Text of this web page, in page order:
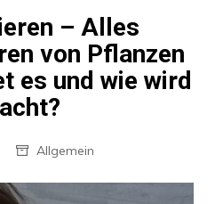
– Alles
von Pflanzen
es und wie wird
Allgemein